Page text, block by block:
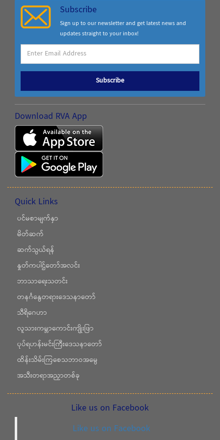
Subscribe
Sign up to our newsletter and get latest news and
updates straight to your inbox!
Subscribe
Download RVA App
Quick Links
ပင်မစာမျက်နှာ
မိတ်ဆက်
ဆက်သွယ်ရန်
နှုတ်ကပါဌ်တော်အလင်း
ဘာသာရေးသတင်း
တနင်္ဂနွေတရားဒေသနာတော်
သီရိဂေဟာ
လူသားကမ္ဘာကောင်းကျိုးဖြာ
ပုပ်ရဟန်းမင်းကြီးဒေသနာတော်
ထိန်းသိမ်းကြစေသဘာဝအမွေ
အသီးတရာအညှာတစ်ခု
Like us on Facebook
Like us on Facebook